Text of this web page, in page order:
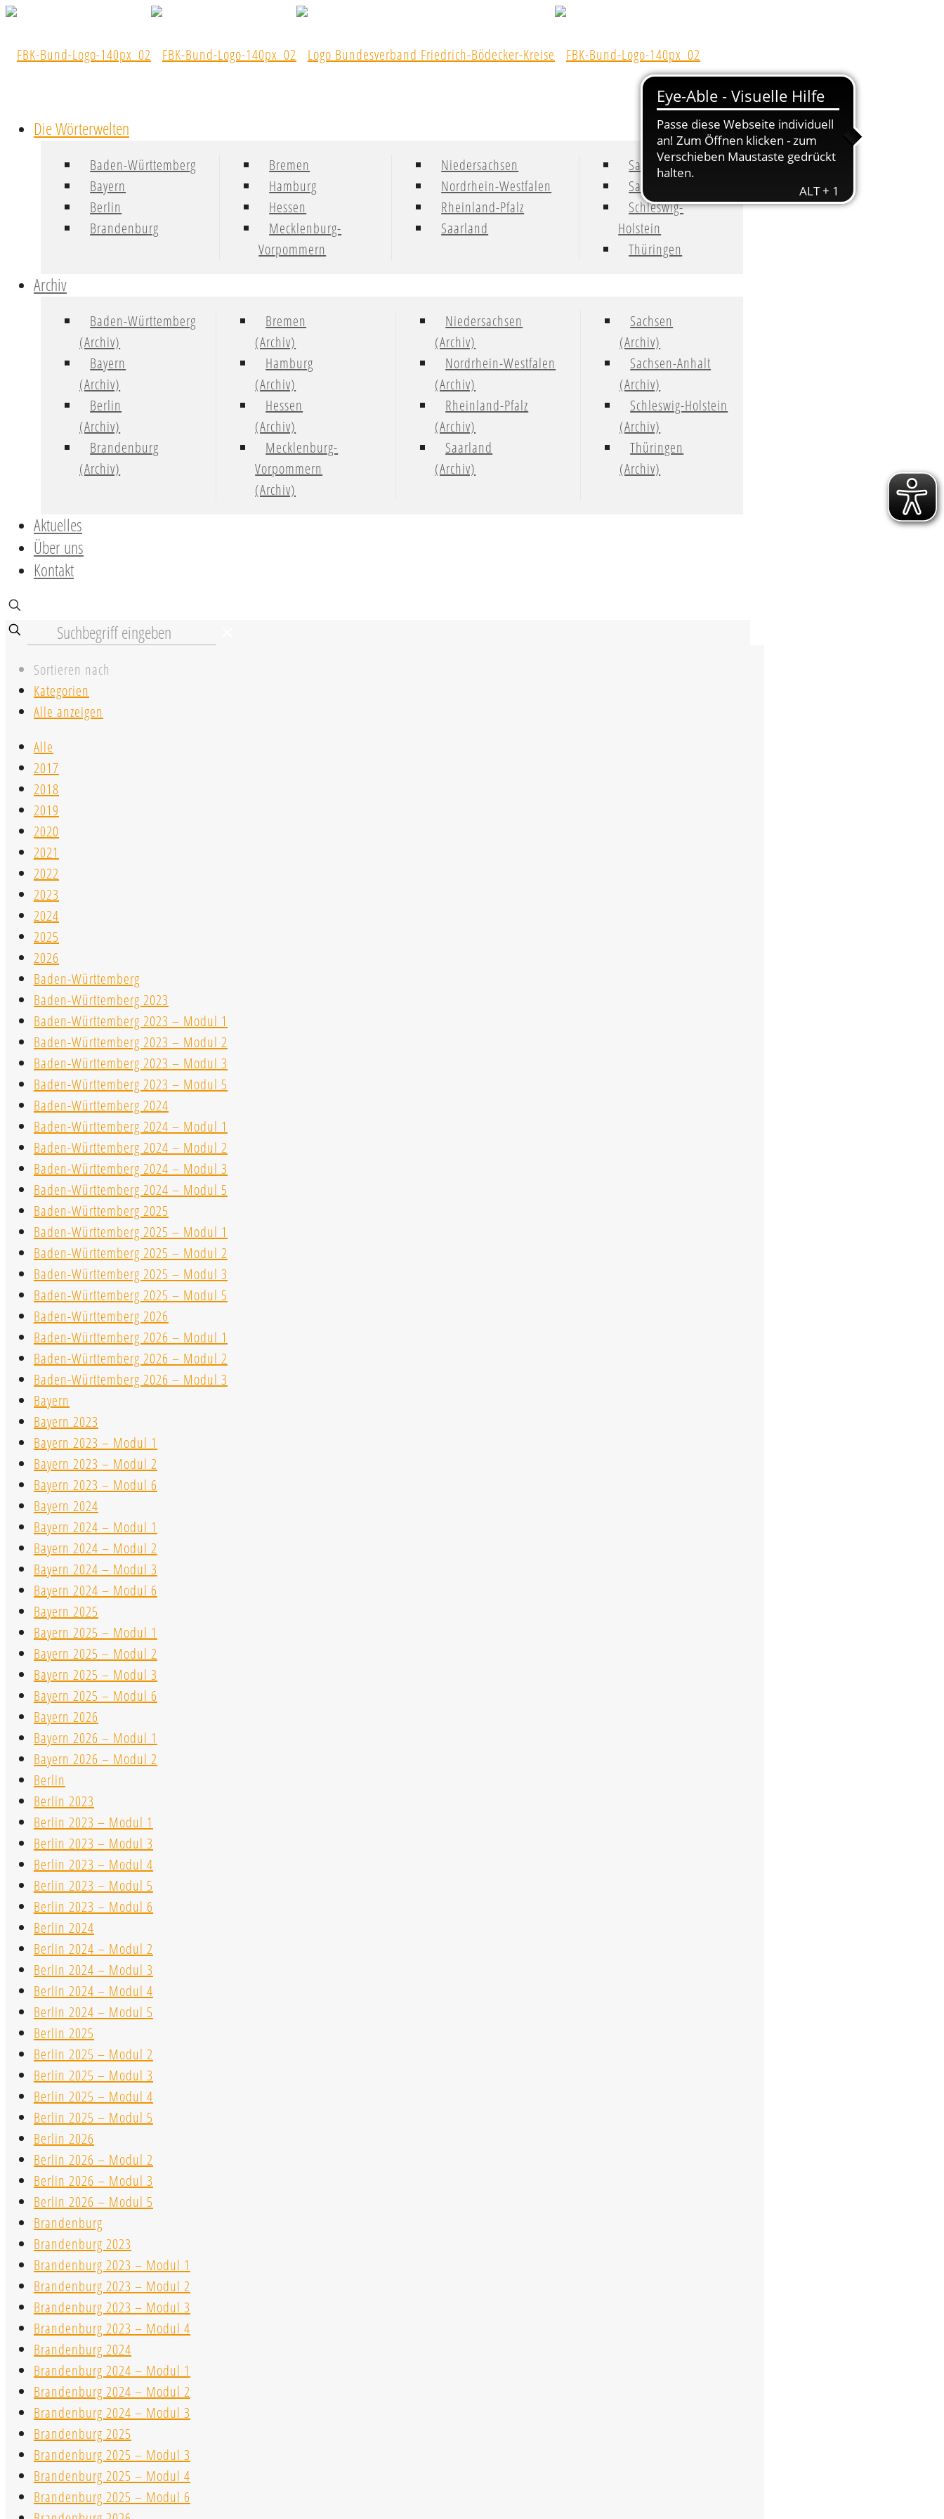
Die Wörterwelten
Baden-Württemberg
Bayern
Berlin
Brandenburg
Bremen
Hamburg
Hessen
Mecklenburg-
Vorpommern
Niedersachsen
Nordrhein-Westfalen
Rheinland-Pfalz
Saarland
Sachsen
Sachsen-Anhalt
Schleswig-
Holstein
Thüringen
Archiv
Baden-Württemberg
(Archiv)
Bayern
(Archiv)
Berlin
(Archiv)
Brandenburg
(Archiv)
Bremen
(Archiv)
Hamburg
(Archiv)
Hessen
(Archiv)
Mecklenburg-
Vorpommern
(Archiv)
Niedersachsen
(Archiv)
Nordrhein-Westfalen
(Archiv)
Rheinland-Pfalz
(Archiv)
Saarland
(Archiv)
Sachsen
(Archiv)
Sachsen-Anhalt
(Archiv)
Schleswig-Holstein
(Archiv)
Thüringen
(Archiv)
Aktuelles
Über uns
Kontakt
Sortieren nach
Kategorien
Alle anzeigen
Alle
2017
2018
2019
2020
2021
2022
2023
2024
2025
2026
Baden-Württemberg
Baden-Württemberg 2023
Baden-Württemberg 2023 – Modul 1
Baden-Württemberg 2023 – Modul 2
Baden-Württemberg 2023 – Modul 3
Baden-Württemberg 2023 – Modul 5
Baden-Württemberg 2024
Baden-Württemberg 2024 – Modul 1
Baden-Württemberg 2024 – Modul 2
Baden-Württemberg 2024 – Modul 3
Baden-Württemberg 2024 – Modul 5
Baden-Württemberg 2025
Baden-Württemberg 2025 – Modul 1
Baden-Württemberg 2025 – Modul 2
Baden-Württemberg 2025 – Modul 3
Baden-Württemberg 2025 – Modul 5
Baden-Württemberg 2026
Baden-Württemberg 2026 – Modul 1
Baden-Württemberg 2026 – Modul 2
Baden-Württemberg 2026 – Modul 3
Bayern
Bayern 2023
Bayern 2023 – Modul 1
Bayern 2023 – Modul 2
Bayern 2023 – Modul 6
Bayern 2024
Bayern 2024 – Modul 1
Bayern 2024 – Modul 2
Bayern 2024 – Modul 3
Bayern 2024 – Modul 6
Bayern 2025
Bayern 2025 – Modul 1
Bayern 2025 – Modul 2
Bayern 2025 – Modul 3
Bayern 2025 – Modul 6
Bayern 2026
Bayern 2026 – Modul 1
Bayern 2026 – Modul 2
Berlin
Berlin 2023
Berlin 2023 – Modul 1
Berlin 2023 – Modul 3
Berlin 2023 – Modul 4
Berlin 2023 – Modul 5
Berlin 2023 – Modul 6
Berlin 2024
Berlin 2024 – Modul 2
Berlin 2024 – Modul 3
Berlin 2024 – Modul 4
Berlin 2024 – Modul 5
Berlin 2025
Berlin 2025 – Modul 2
Berlin 2025 – Modul 3
Berlin 2025 – Modul 4
Berlin 2025 – Modul 5
Berlin 2026
Berlin 2026 – Modul 2
Berlin 2026 – Modul 3
Berlin 2026 – Modul 5
Brandenburg
Brandenburg 2023
Brandenburg 2023 – Modul 1
Brandenburg 2023 – Modul 2
Brandenburg 2023 – Modul 3
Brandenburg 2023 – Modul 4
Brandenburg 2024
Brandenburg 2024 – Modul 1
Brandenburg 2024 – Modul 2
Brandenburg 2024 – Modul 3
Brandenburg 2025
Brandenburg 2025 – Modul 3
Brandenburg 2025 – Modul 4
Brandenburg 2025 – Modul 6